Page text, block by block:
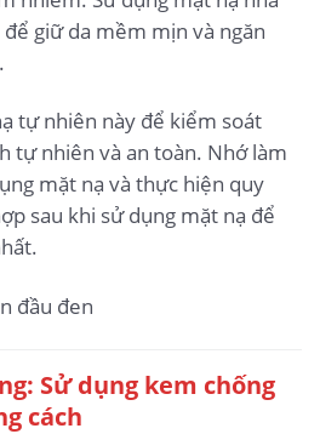
giữ da mềm mịn và ngăn
tự nhiên này để kiểm soát
tự nhiên và an toàn. Nhớ làm
mặt nạ và thực hiện quy
sau khi sử dụng mặt nạ để
Sử dụng kem chống
cách